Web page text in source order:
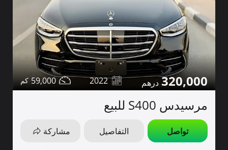
320,000
2022
59,000
مرسيدس S400 للبيع
تواصل التفاصيل مشاركة